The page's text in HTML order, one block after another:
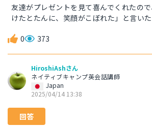
友達がプレゼントを見て喜んでくれたの
けたとたんに、笑顔がこぼれた」と言いた
0 373
HiroshiAshさん
ネイティブキャンプ英会話講師
Japan
2025/04/14 13:38
回答